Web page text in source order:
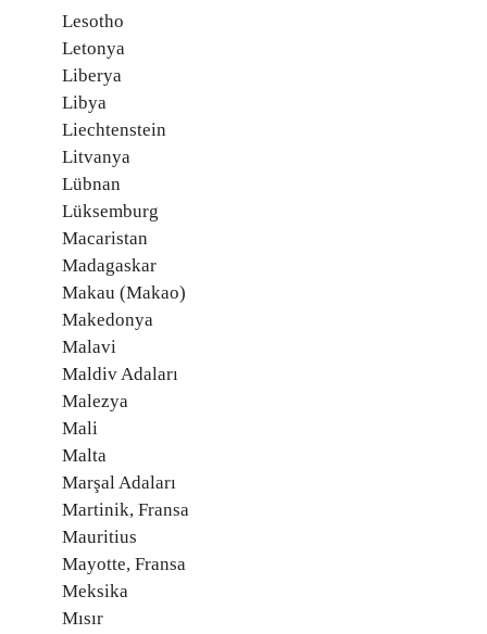
Lesotho
Letonya
Liberya
Libya
Liechtenstein
Litvanya
Lübnan
Lüksemburg
Macaristan
Madagaskar
Makau (Makao)
Makedonya
Malavi
Maldiv Adaları
Malezya
Mali
Malta
Marşal Adaları
Martinik, Fransa
Mauritius
Mayotte, Fransa
Meksika
Mısır